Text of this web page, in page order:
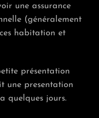
une assurance
(généralement
habitation et
présentation
une presentation
quelques jours.